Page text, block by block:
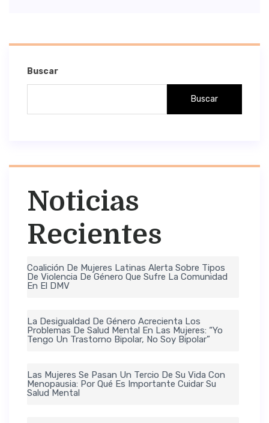
Buscar
Buscar
Noticias
Recientes
Coalición De Mujeres Latinas Alerta Sobre Tipos
De Violencia De Género Que Sufre La Comunidad
En El DMV
La Desigualdad De Género Acrecienta Los
Problemas De Salud Mental En Las Mujeres: “Yo
Tengo Un Trastorno Bipolar, No Soy Bipolar”
Las Mujeres Se Pasan Un Tercio De Su Vida Con
Menopausia: Por Qué Es Importante Cuidar Su
Salud Mental